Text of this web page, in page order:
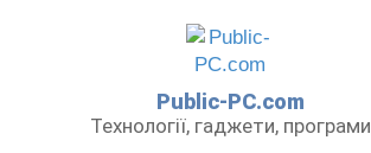
Public-PC.com
Технології, гаджети, програми